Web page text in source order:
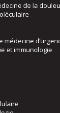
de la
médecine
et immunologie